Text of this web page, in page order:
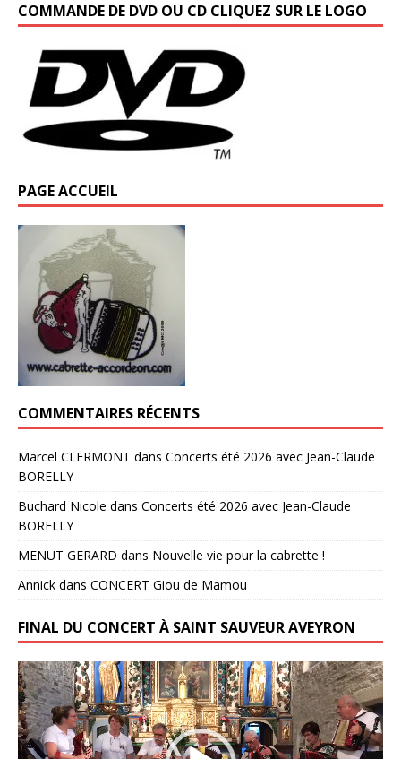
COMMANDE DE DVD OU CD CLIQUEZ SUR LE LOGO
PAGE ACCUEIL
COMMENTAIRES RÉCENTS
Marcel CLERMONT dans Concerts été 2026 avec Jean-Claude
BORELLY
Buchard Nicole dans Concerts été 2026 avec Jean-Claude
BORELLY
MENUT GERARD dans Nouvelle vie pour la cabrette !
Annick dans CONCERT Giou de Mamou
FINAL DU CONCERT À SAINT SAUVEUR AVEYRON
Lecteur
vidéo